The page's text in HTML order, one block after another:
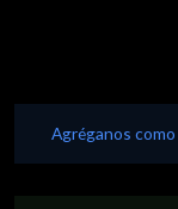
Agréganos